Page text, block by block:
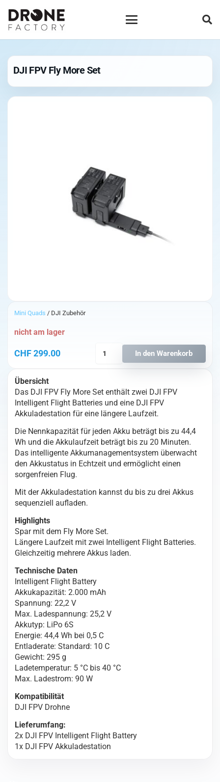
DJI FPV Fly More Set
Mini Quads / DJI Zubehör
CHF299.00
nicht am lager
Set
Menge
In den Warenkorb
Übersicht
Das DJI FPV Fly More Set enthält zwei DJI FPV
Intelligent Flight Batteries und eine DJI FPV
Akkuladestation für eine längere Laufzeit.
Die Nennkapazität für jeden Akku beträgt bis zu 44,4
Wh und die Akkulaufzeit beträgt bis zu 20 Minuten.
Das intelligente Akkumanagementsystem überwacht
den Akkustatus in Echtzeit und ermöglicht einen
sorgenfreien Flug.
Mit der Akkuladestation kannst du bis zu drei Akkus
sequenziell aufladen.
Highlights
Spar mit dem Fly More Set.
Längere Laufzeit mit zwei Intelligent Flight Batteries.
Gleichzeitig mehrere Akkus laden.
Technische Daten
Intelligent Flight Battery
Akkukapazität: 2.000 mAh
Spannung: 22,2 V
Max. Ladespannung: 25,2 V
Akkutyp: LiPo 6S
Energie: 44,4 Wh bei 0,5 C
Entladerate: Standard: 10 C
Gewicht: 295 g
Ladetemperatur: 5 °C bis 40 °C
Max. Ladestrom: 90 W
Kompatibilität
DJI FPV Drohne
Lieferumfang:
2x DJI FPV Intelligent Flight Battery
1x DJI FPV Akkuladestation